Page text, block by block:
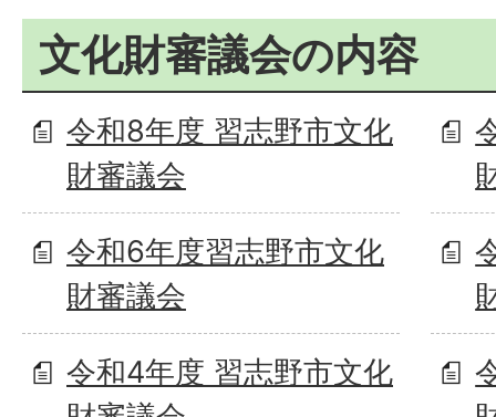
文化財審議会の内容
令和8年度 習志野市文化
財審議会
令和6年度習志野市文化
財審議会
令和4年度 習志野市文化